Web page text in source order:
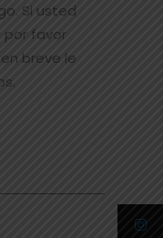
Si usted
por favor
breve le